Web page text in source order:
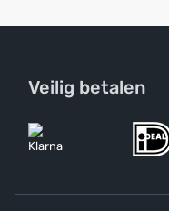
Veilig betalen